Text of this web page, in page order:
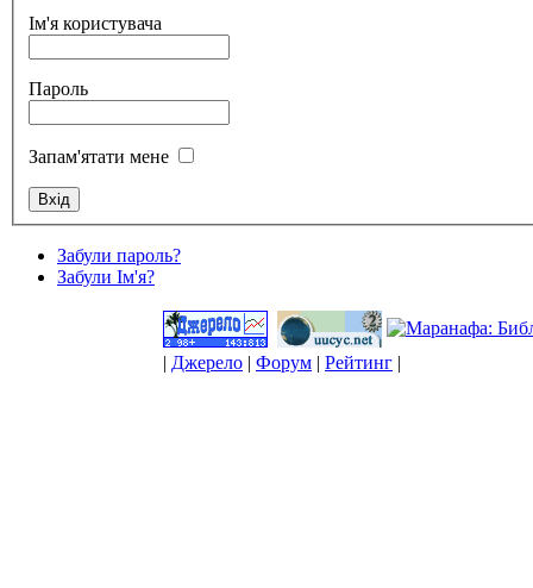
Ім'я користувача
Пароль
Запам'ятати мене
Забули пароль?
Забули Ім'я?
| Джерело | Форум | Рейтинг |